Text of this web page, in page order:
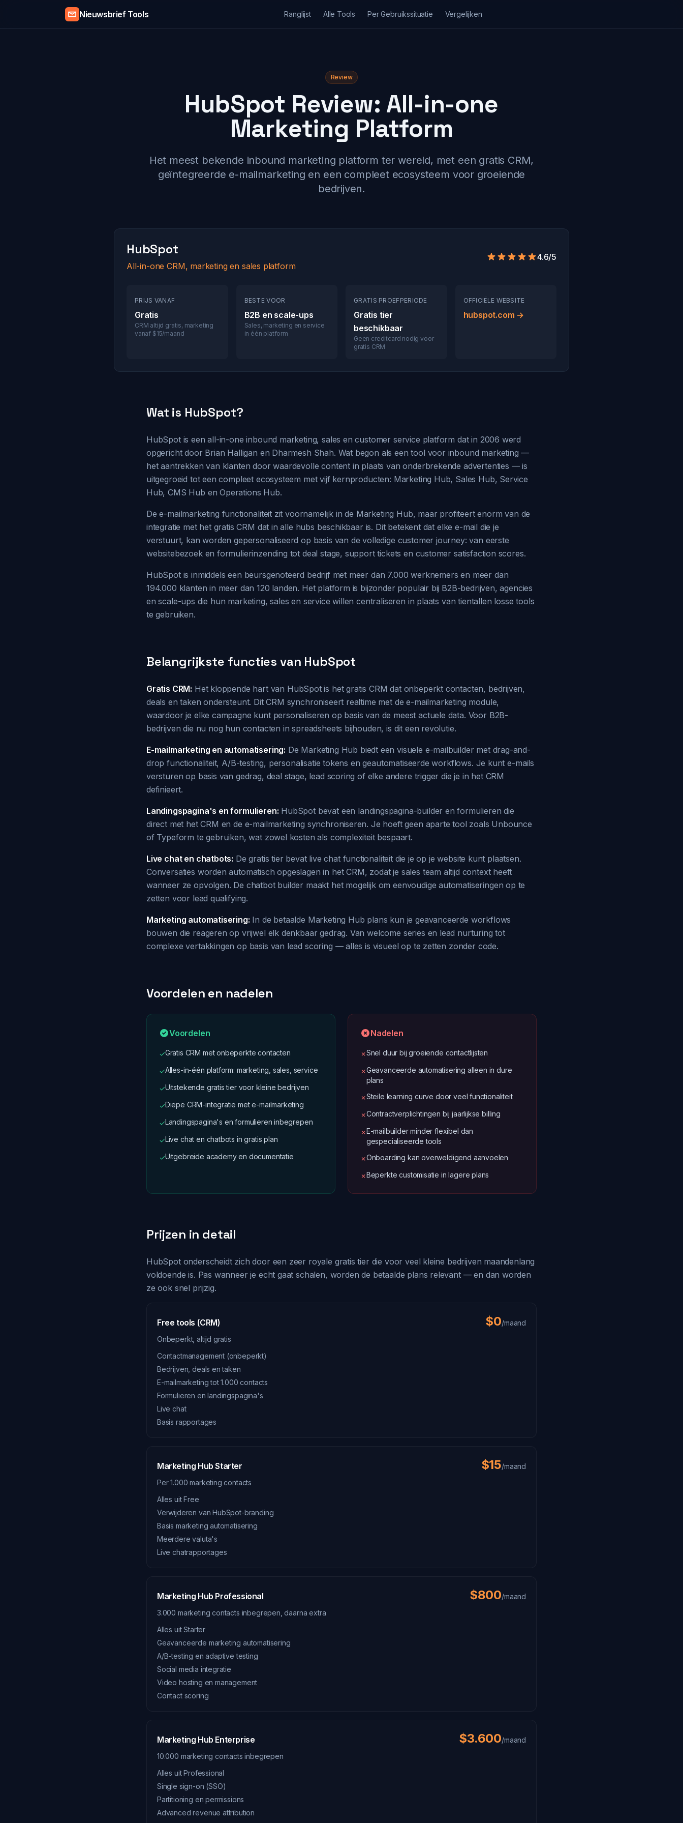
Nieuwsbrief Tools Ranglijst Alle Tools Per Gebruikssituatie Vergelijken
Review
HubSpot Review: All-in-one
Marketing Platform
Het meest bekende inbound marketing platform ter wereld, met een gratis CRM,
geïntegreerde e-mailmarketing en een compleet ecosysteem voor groeiende
bedrijven.
HubSpot
All-in-one CRM, marketing en sales platform
4.6/5
PRIJS VANAF
Gratis
CRM altijd gratis, marketing
vanaf $15/maand
BESTE VOOR
B2B en scale-ups
Sales, marketing en service
in één platform
GRATIS PROEFPERIODE
Gratis tier
beschikbaar
Geen creditcard nodig voor
gratis CRM
OFFICIËLE WEBSITE
hubspot.com →
Wat is HubSpot?
HubSpot is een all-in-one inbound marketing, sales en customer service platform dat in 2006 werd
opgericht door Brian Halligan en Dharmesh Shah. Wat begon als een tool voor inbound marketing —
het aantrekken van klanten door waardevolle content in plaats van onderbrekende advertenties — is
uitgegroeid tot een compleet ecosysteem met vijf kernproducten: Marketing Hub, Sales Hub, Service
Hub, CMS Hub en Operations Hub.
De e-mailmarketing functionaliteit zit voornamelijk in de Marketing Hub, maar profiteert enorm van de
integratie met het gratis CRM dat in alle hubs beschikbaar is. Dit betekent dat elke e-mail die je
verstuurt, kan worden gepersonaliseerd op basis van de volledige customer journey: van eerste
websitebezoek en formulierinzending tot deal stage, support tickets en customer satisfaction scores.
HubSpot is inmiddels een beursgenoteerd bedrijf met meer dan 7.000 werknemers en meer dan
194.000 klanten in meer dan 120 landen. Het platform is bijzonder populair bij B2B-bedrijven, agencies
en scale-ups die hun marketing, sales en service willen centraliseren in plaats van tientallen losse tools
te gebruiken.
Belangrijkste functies van HubSpot
Gratis CRM: Het kloppende hart van HubSpot is het gratis CRM dat onbeperkt contacten, bedrijven,
deals en taken ondersteunt. Dit CRM synchroniseert realtime met de e-mailmarketing module,
waardoor je elke campagne kunt personaliseren op basis van de meest actuele data. Voor B2B-
bedrijven die nu nog hun contacten in spreadsheets bijhouden, is dit een revolutie.
E-mailmarketing en automatisering: De Marketing Hub biedt een visuele e-mailbuilder met drag-and-
drop functionaliteit, A/B-testing, personalisatie tokens en geautomatiseerde workflows. Je kunt e-mails
versturen op basis van gedrag, deal stage, lead scoring of elke andere trigger die je in het CRM
definieert.
Landingspagina's en formulieren: HubSpot bevat een landingspagina-builder en formulieren die
direct met het CRM en de e-mailmarketing synchroniseren. Je hoeft geen aparte tool zoals Unbounce
of Typeform te gebruiken, wat zowel kosten als complexiteit bespaart.
Live chat en chatbots: De gratis tier bevat live chat functionaliteit die je op je website kunt plaatsen.
Conversaties worden automatisch opgeslagen in het CRM, zodat je sales team altijd context heeft
wanneer ze opvolgen. De chatbot builder maakt het mogelijk om eenvoudige automatiseringen op te
zetten voor lead qualifying.
Marketing automatisering: In de betaalde Marketing Hub plans kun je geavanceerde workflows
bouwen die reageren op vrijwel elk denkbaar gedrag. Van welcome series en lead nurturing tot
complexe vertakkingen op basis van lead scoring — alles is visueel op te zetten zonder code.
Voordelen en nadelen
Voordelen
✓Gratis CRM met onbeperkte contacten
✓Alles-in-één platform: marketing, sales, service
✓Uitstekende gratis tier voor kleine bedrijven
✓Diepe CRM-integratie met e-mailmarketing
✓Landingspagina's en formulieren inbegrepen
✓Live chat en chatbots in gratis plan
✓Uitgebreide academy en documentatie
Nadelen
✗Snel duur bij groeiende contactlijsten
✗Geavanceerde automatisering alleen in dure
plans
✗Steile learning curve door veel functionaliteit
✗Contractverplichtingen bij jaarlijkse billing
✗E-mailbuilder minder flexibel dan
gespecialiseerde tools
✗Onboarding kan overweldigend aanvoelen
✗Beperkte customisatie in lagere plans
Prijzen in detail
HubSpot onderscheidt zich door een zeer royale gratis tier die voor veel kleine bedrijven maandenlang
voldoende is. Pas wanneer je echt gaat schalen, worden de betaalde plans relevant — en dan worden
ze ook snel prijzig.
Free tools (CRM) $0/maand
Onbeperkt, altijd gratis
Contactmanagement (onbeperkt)
Bedrijven, deals en taken
E-mailmarketing tot 1.000 contacts
Formulieren en landingspagina's
Live chat
Basis rapportages
Marketing Hub Starter $15/maand
Per 1.000 marketing contacts
Alles uit Free
Verwijderen van HubSpot-branding
Basis marketing automatisering
Meerdere valuta's
Live chatrapportages
Marketing Hub Professional $800/maand
3.000 marketing contacts inbegrepen, daarna extra
Alles uit Starter
Geavanceerde marketing automatisering
A/B-testing en adaptive testing
Social media integratie
Video hosting en management
Contact scoring
Marketing Hub Enterprise $3.600/maand
10.000 marketing contacts inbegrepen
Alles uit Professional
Single sign-on (SSO)
Partitioning en permissions
Advanced revenue attribution